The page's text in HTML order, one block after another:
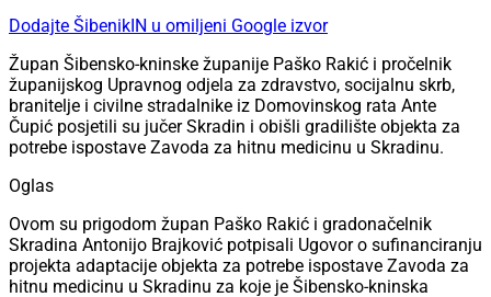
Dodajte ŠibenikIN u omiljeni Google izvor
Župan Šibensko-kninske županije Paško Rakić i pročelnik
županijskog Upravnog odjela za zdravstvo, socijalnu skrb,
branitelje i civilne stradalnike iz Domovinskog rata Ante
Čupić posjetili su jučer Skradin i obišli gradilište objekta za
potrebe ispostave Zavoda za hitnu medicinu u Skradinu.
Oglas
Ovom su prigodom župan Paško Rakić i gradonačelnik
Skradina Antonijo Brajković potpisali Ugovor o sufinanciranju
projekta adaptacije objekta za potrebe ispostave Zavoda za
hitnu medicinu u Skradinu za koje je Šibensko-kninska